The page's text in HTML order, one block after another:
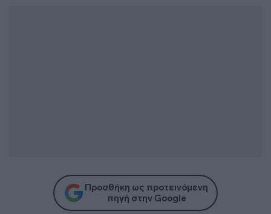
Προσθήκη ως προτεινόμενη
πηγή στην Google